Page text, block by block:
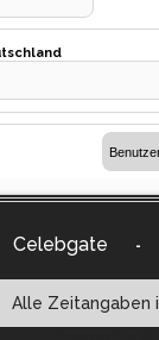
Celebgate -
Alle Zeitangaben